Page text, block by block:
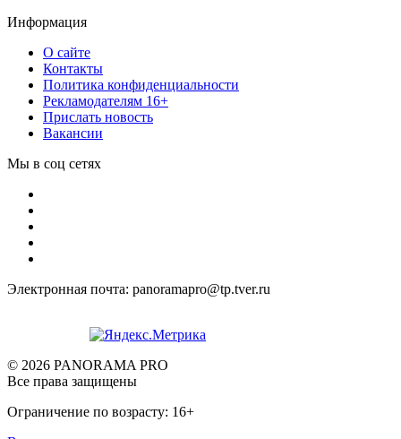
Информация
О сайте
Контакты
Политика конфиденциальности
Рекламодателям 16+
Прислать новость
Вакансии
Мы в соц сетях
Электронная почта: panoramapro@tp.tver.ru
© 2026 PANORAMA PRO
Все права защищены
Ограничение по возрасту: 16+